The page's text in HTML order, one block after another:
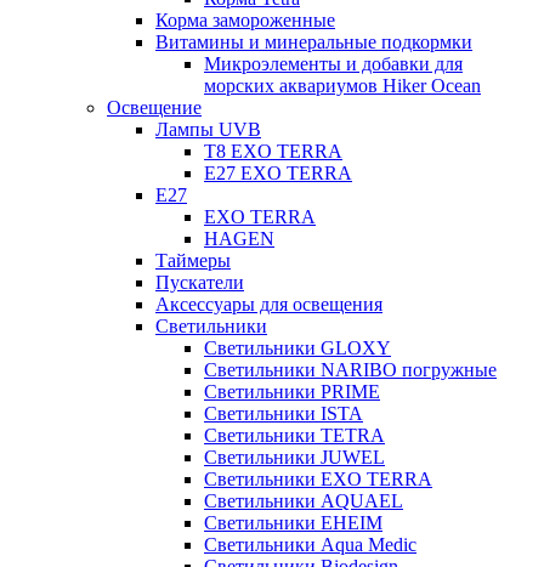
Корма замороженные
Витамины и минеральные подкормки
Микроэлементы и добавки для
морских аквариумов Hiker Ocean
Освещение
Лампы UVB
Т8 EXO TERRA
Е27 EXO TERRA
Е27
EXO TERRA
HAGEN
Таймеры
Пускатели
Аксессуары для освещения
Светильники
Светильники GLOXY
Светильники NARIBO погружные
Светильники PRIME
Светильники ISTA
Светильники TETRA
Светильники JUWEL
Светильники EXO TERRA
Светильники AQUAEL
Светильники EHEIM
Светильники Aqua Medic